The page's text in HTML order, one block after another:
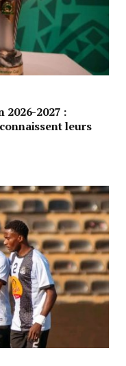
2026-2027 :
leurs